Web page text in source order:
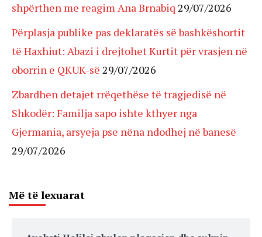
shpërthen me reagim Ana Brnabiq 29/07/2026
Përplasja publike pas deklaratës së bashkëshortit
të Haxhiut: Abazi i drejtohet Kurtit për vrasjen në
oborrin e QKUK-së 29/07/2026
Zbardhen detajet rrëqethëse të tragjedisë në
Shkodër: Familja sapo ishte kthyer nga
Gjermania, arsyeja pse nëna ndodhej në banesë
29/07/2026
Më të lexuarat